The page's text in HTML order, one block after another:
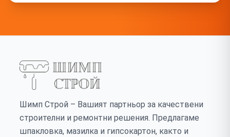
Шимп Строй – Вашият партньор за качествени
строителни и ремонтни решения. Предлагаме
шпакловка, мазилка и гипсокартон, както и